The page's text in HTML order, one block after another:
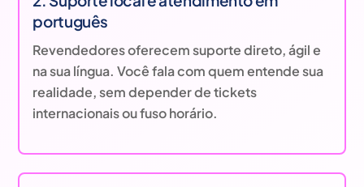
português
Revendedores oferecem suporte direto, ágil e
na sua língua. Você fala com quem entende sua
realidade, sem depender de tickets
internacionais ou fuso horário.